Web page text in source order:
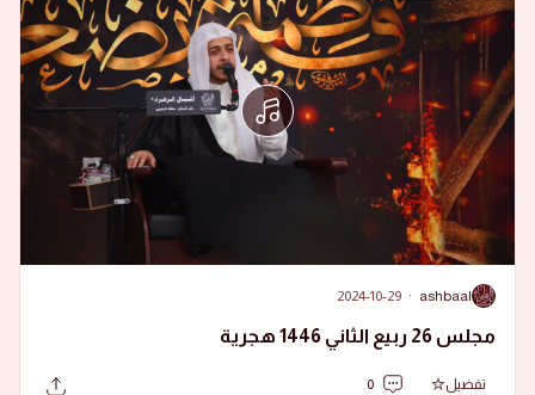
A
ashbaal
·
2024-10-29
مجلس 26 ربيع الثاني 1446 هجرية
تفضيل 0